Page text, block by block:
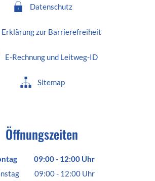
Datenschutz
Erklärung zur Barrierefreiheit
E-Rechnung und Leitweg-ID
Sitemap
Öffnungszeiten
09:00- 12:00 Uhr
Von 09:00 bis 12:00 Uhr
09:00- 12:00Uhr